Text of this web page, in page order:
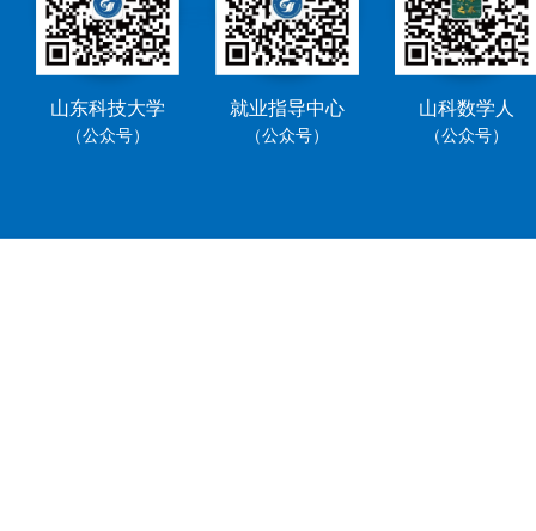
山东科技大学
（公众号）
就业指导中心
（公众号）
山科数学人
（公众号）